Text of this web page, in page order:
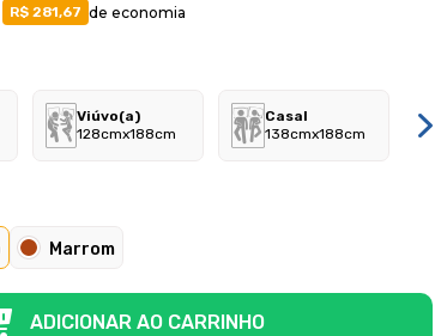
R$ 281,67 de economia
Viúvo(a)
128cmx188cm
Casal
138cmx188cm
Marrom
ADICIONAR AO CARRINHO